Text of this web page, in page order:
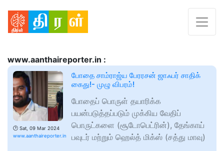
www.aanthaireporter.in :
🕑 Sat, 09 Mar 2024
www.aanthaireporter.in
போதை சாம்ராஜ்ய பேரரசன் ஜாஃபர் சாதிக்
கைது!- முழு விபரம்!
போதைப் பொருள் தயாரிக்க
பயன்படுத்தப்படும் முக்கிய வேதிப்
பொருட்களை (சூடோபெட்ரின்), தேங்காய்
பவுடர் மற்றும் ஹெல்த் மிக்ஸ் (சத்து மாவு)